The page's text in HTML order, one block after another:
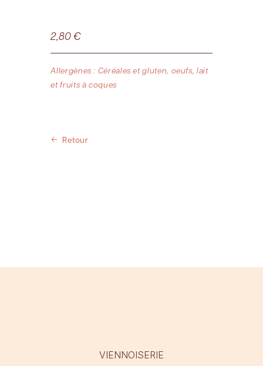
2,80€
Allergènes : Céréales et gluten, oeufs, lait
et fruits à coques
Retour
VIENNOISERIE